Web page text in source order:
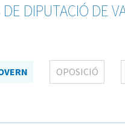
DIPUTACIÓ DE
OPOSICIÓ